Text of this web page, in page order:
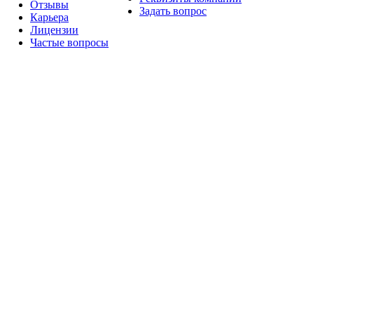
Отзывы
Карьера
Лицензии
Частые вопросы
Задать вопрос